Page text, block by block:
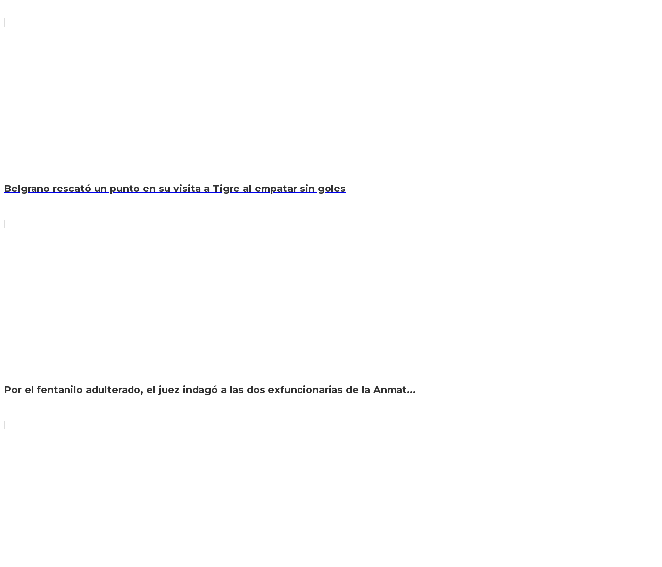
Belgrano rescató un punto en su visita a Tigre al empatar sin goles
Por el fentanilo adulterado, el juez indagó a las dos exfuncionarias de la Anmat...